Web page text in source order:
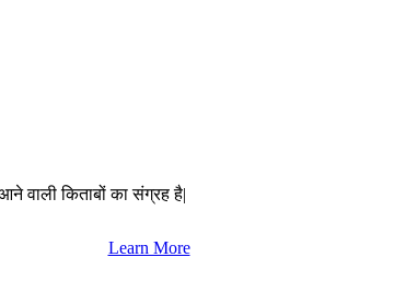
वाली किताबों का संग्रह है|
Learn More